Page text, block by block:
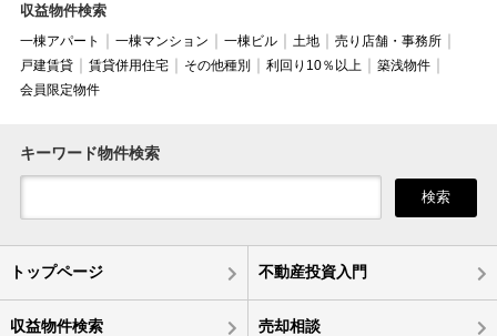
収益物件検索
一棟アパート 一棟マンション 一棟ビル 土地
売り店舗・事務所
戸建賃貸
賃貸併用住宅 その他種別 利回り10％以上
築浅物件
会員限定物件
キーワード物件検索
検索
トップページ 不動産投資入門
収益物件検索 売却相談